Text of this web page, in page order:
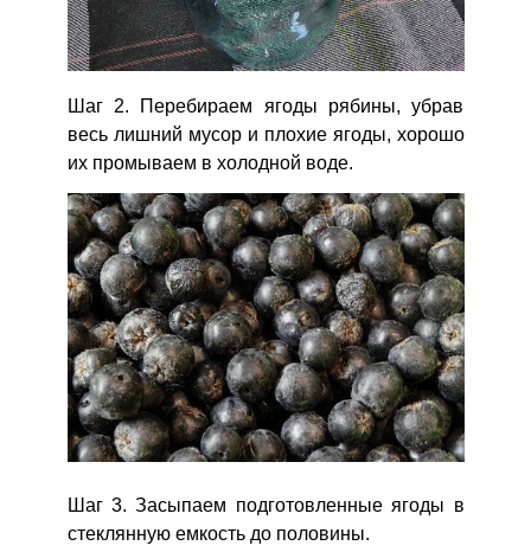
Шаг 2. Перебираем ягоды рябины, убрав
весь лишний мусор и плохие ягоды, хорошо
их промываем в холодной воде.
Шаг 3. Засыпаем подготовленные ягоды в
стеклянную емкость до половины.